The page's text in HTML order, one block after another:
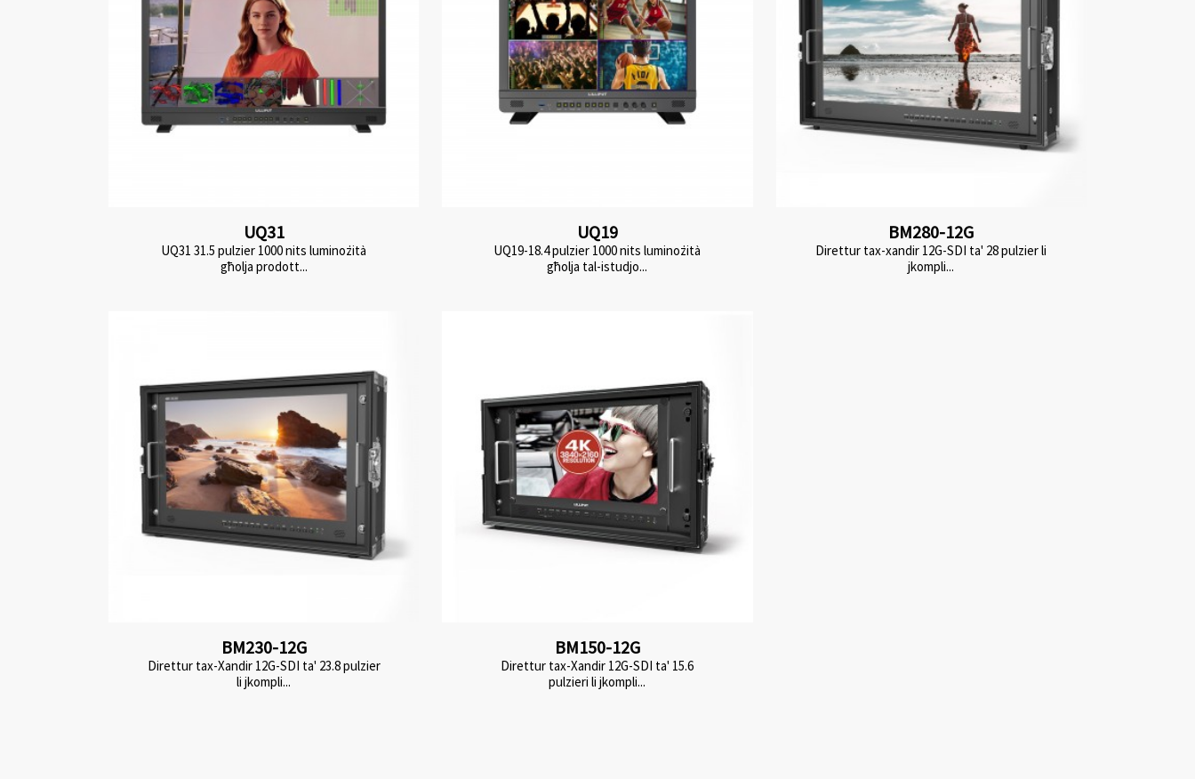
UQ31
UQ31 31.5 pulzier 1000 nits luminożità
għolja prodott...
UQ19
UQ19-18.4 pulzier 1000 nits luminożità
għolja tal-istudjo...
BM280-12G
Direttur tax-xandir 12G-SDI ta' 28 pulzier li
jkompli...
BM230-12G
Direttur tax-Xandir 12G-SDI ta' 23.8 pulzier
li jkompli...
BM150-12G
Direttur tax-Xandir 12G-SDI ta' 15.6
pulzieri li jkompli...